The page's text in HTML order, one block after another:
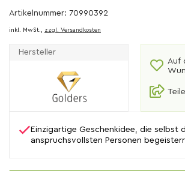
Artikelnummer: 70990392
inkl. MwSt., zzgl. Versandkosten
Hersteller
Auf
Einzigartige Geschenkidee, die selbst
anspruchsvollsten Personen